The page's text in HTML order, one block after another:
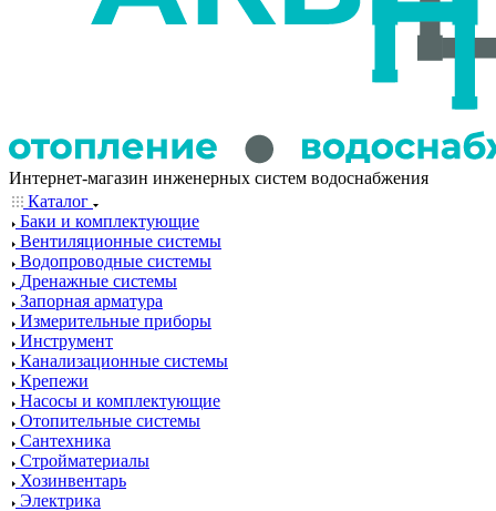
Интернет-магазин инженерных систем водоснабжения
Каталог
Баки и комплектующие
Вентиляционные системы
Водопроводные системы
Дренажные системы
Запорная арматура
Измерительные приборы
Инструмент
Канализационные системы
Крепежи
Насосы и комплектующие
Отопительные системы
Сантехника
Стройматериалы
Хозинвентарь
Электрика